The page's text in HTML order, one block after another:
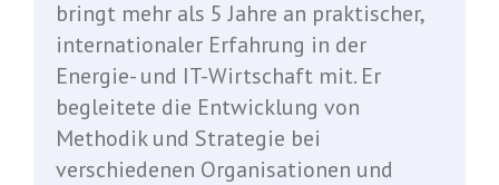
bringt mehr als 5 Jahre an praktischer,
internationaler Erfahrung in der
Energie- und IT-Wirtschaft mit. Er
begleitete die Entwicklung von
Methodik und Strategie bei
verschiedenen Organisationen und